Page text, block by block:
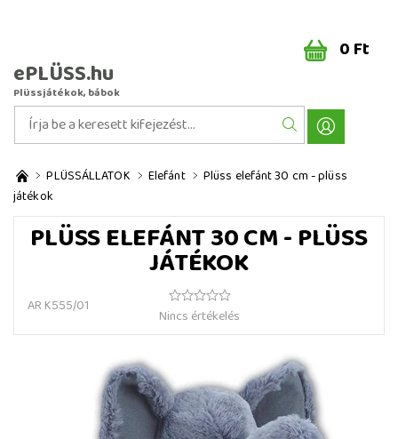
ePLÜSS.hu
Plüssjátékok, bábok
0 Ft
PLÜSSÁLLATOK Elefánt
Plüss elefánt 30 cm - plüss
játékok
PLÜSS ELEFÁNT 30 CM - PLÜSS
JÁTÉKOK
AR K555/01
Nincs értékelés